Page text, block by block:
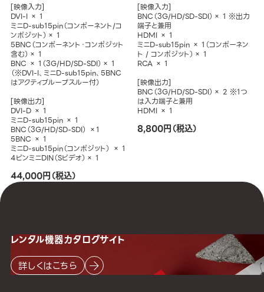
[映像入力]
DVI-I × 1
ミニD-sub15pin（コンポーネント/コ
ンポジット）× 1
5BNC（コンポーネント・コンポジット
含む）× 1
BNC × 1（3G/HD/SD-SDI）× 1
（※DVI-I、ミニD-sub15pin、5BNC
はアクティブループスルー付）
[映像出力]
DVI-D × 1
ミニD-sub15pin × 1
BNC（3G/HD/SD-SDI） ×1
5BNC × 1
ミニD-sub15pin（コンポジット） × 1
4ピンミニDIN（Sビデオ）× 1
44,000円（税込）
[映像入力]
BNC（3G/HD/SD-SDI）× 1 ※出力
端子と兼用
HDMI × 1
ミニD-sub15pin × 1（コンポーネン
ト / コンポジット）× 1
RCA × 1
[映像出力]
BNC（3G/HD/SD-SDI）× 2 ※1つ
は入力端子と兼用
HDMI × 1
8,800円（税込）
レンタル機器カタログサイト
詳しくはこちら